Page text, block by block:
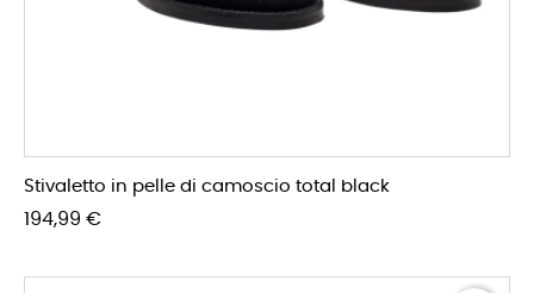
Stivaletto in pelle di camoscio total black
Prezzo
194,99 €